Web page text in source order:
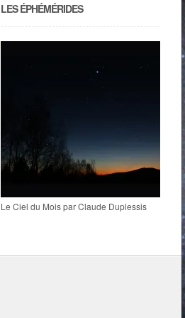
LES ÉPHÉMÉRIDES
Le Ciel du Mois par Claude Duplessis